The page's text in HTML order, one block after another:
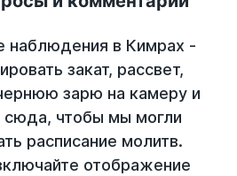
наблюдения в Кимрах -
закат, рассвет,
зарю на камеру и
сюда, чтобы мы могли
расписание молитв.
отображение